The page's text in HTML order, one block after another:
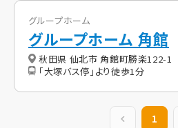
グループホーム
グループホーム 角館
秋田県 仙北市 角館町勝楽122-1
「大塚バス停」より徒歩1分
前の20件
1